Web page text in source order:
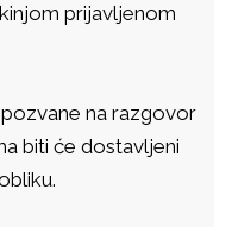
prijavljenom
na razgovor
biti će dostavljeni